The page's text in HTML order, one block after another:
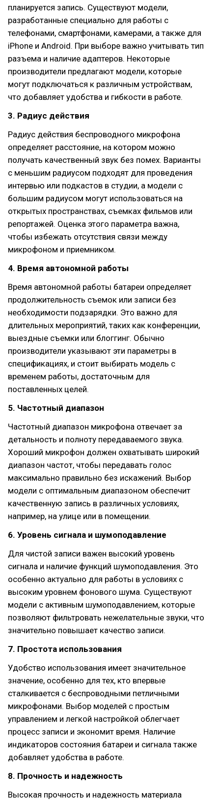
планируется запись. Существуют модели,
разработанные специально для работы с
телефонами, смартфонами, камерами, а также для
iPhone и Android. При выборе важно учитывать тип
разъема и наличие адаптеров. Некоторые
производители предлагают модели, которые
могут подключаться к различным устройствам,
что добавляет удобства и гибкости в работе.
3. Радиус действия
Радиус действия беспроводного микрофона
определяет расстояние, на котором можно
получать качественный звук без помех. Варианты
с меньшим радиусом подходят для проведения
интервью или подкастов в студии, а модели с
большим радиусом могут использоваться на
открытых пространствах, съемках фильмов или
репортажей. Оценка этого параметра важна,
чтобы избежать отсутствия связи между
микрофоном и приемником.
4. Время автономной работы
Время автономной работы батареи определяет
продолжительность съемок или записи без
необходимости подзарядки. Это важно для
длительных мероприятий, таких как конференции,
выездные съемки или блоггинг. Обычно
производители указывают эти параметры в
спецификациях, и стоит выбирать модель с
временем работы, достаточным для
поставленных целей.
5. Частотный диапазон
Частотный диапазон микрофона отвечает за
детальность и полноту передаваемого звука.
Хороший микрофон должен охватывать широкий
диапазон частот, чтобы передавать голос
максимально правильно без искажений. Выбор
модели с оптимальным диапазоном обеспечит
качественную запись в различных условиях,
например, на улице или в помещении.
6. Уровень сигнала и шумоподавление
Для чистой записи важен высокий уровень
сигнала и наличие функций шумоподавления. Это
особенно актуально для работы в условиях с
высоким уровнем фонового шума. Существуют
модели с активным шумоподавлением, которые
позволяют фильтровать нежелательные звуки, что
значительно повышает качество записи.
7. Простота использования
Удобство использования имеет значительное
значение, особенно для тех, кто впервые
сталкивается с беспроводными петличными
микрофонами. Выбор моделей с простым
управлением и легкой настройкой облегчает
процесс записи и экономит время. Наличие
индикаторов состояния батареи и сигнала также
добавляет удобства в работе.
8. Прочность и надежность
Высокая прочность и надежность материала